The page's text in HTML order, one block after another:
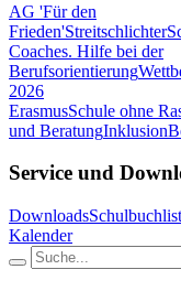
AG 'Für den
Frieden'Streitschlichter
Coaches. Hilfe bei der
Berufsorientierung
2026
ErasmusSchule ohne
und BeratungInklusion
Service und
Downloads
Kalender